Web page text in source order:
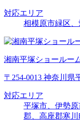
対応エリア
相模原市緑区
湘南平塚ショールー
〒254-0013 神奈川県
対応エリア
平塚市、伊勢
郡、高座郡寒